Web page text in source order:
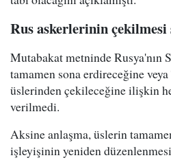
Rus askerlerinin çekilmesi
Mutabakat metninde Rusya'nın
tamamen sona erdireceğine
üslerinden çekileceğine ilişkin
verilmedi.
Aksine anlaşma, üslerin
işleyişinin yeniden